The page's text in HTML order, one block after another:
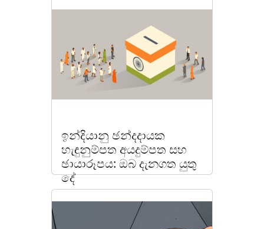
ඉන්දියානු ඡන්දදායක
හැඳුනුම්පත අයදුම්පත සහ
ඡායාරූපය: ඔබ දැනගත යුතු
දේ